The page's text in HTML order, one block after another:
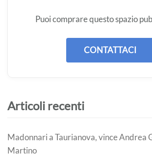
Puoi comprare questo spazio
CONTATTACI
Articoli recenti
Madonnari a Taurianova, vince Andrea
Martino